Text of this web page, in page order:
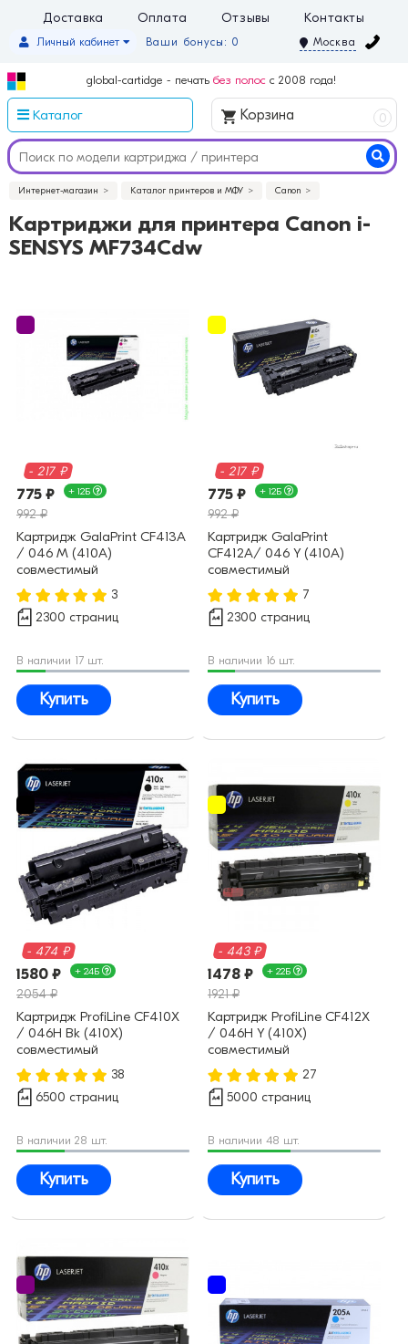
Доставка Оплата Отзывы Контакты
Ваши бонусы: 0
Личный кабинет Москва
global-cartidge - печать без полос с 2008 года!
Каталог Корзина 0
Интернет-магазин Каталог принтеров и МФУ Canon
Картриджи для принтера Canon i-
SENSYS MF734Cdw
- 217 ₽
775 ₽ + 12Б
992 ₽
Картридж GalaPrint CF413A
/ 046 M (410A)
совместимый
3
2300 страниц
В наличии 17 шт.
Купить
- 217 ₽
775 ₽ + 12Б
992 ₽
Картридж GalaPrint
CF412A/ 046 Y (410A)
совместимый
7
2300 страниц
В наличии 16 шт.
Купить
- 474 ₽
1580 ₽ + 24Б
2054 ₽
Картридж ProfiLine CF410X
/ 046H Bk (410X)
совместимый
38
6500 страниц
В наличии 28 шт.
Купить
- 443 ₽
1478 ₽ + 22Б
1921 ₽
Картридж ProfiLine CF412X
/ 046H Y (410X)
совместимый
27
5000 страниц
В наличии 48 шт.
Купить